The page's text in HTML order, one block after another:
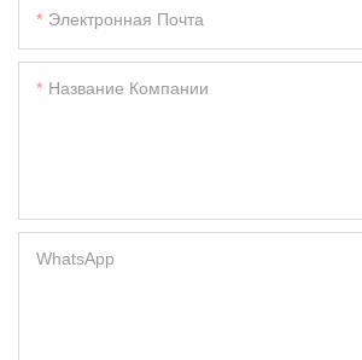
Электронная Почта
Название Компании
WhatsApp